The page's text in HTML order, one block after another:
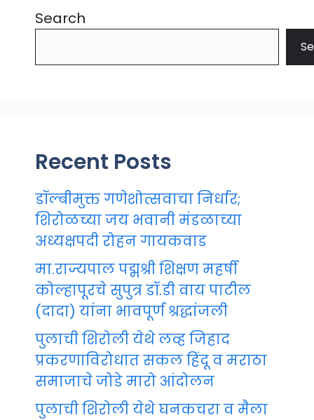
Search
Recent Posts
डॉल्बीमुक्त गणेशोत्सवाचा निर्धार;
शिरोळच्या जय भवानी मंडळाच्या
अध्यक्षपदी रोहन गायकवाड
मा.राज्यपाल पद्मश्री शिक्षण महर्षी
कोल्हापूरचे सुपुत्र डॉ.डी वाय पाटील
(दादा) यांना भावपूर्ण श्रद्धांजली
पुलाची शिरोली येथे लव्ह जिहाद
प्रकरणाविरोधात सकल हिंदू व मराठा
समाजाचे जोडे मारो आंदोलन
पुलाची शिरोली येथे घनकचरा व मैला